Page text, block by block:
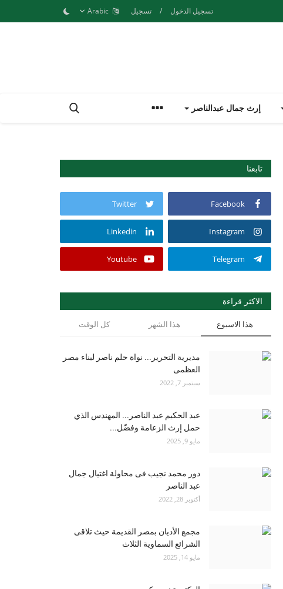
تسجيل الدخول / تسجيل
إرث جمال عبدالناصر
تابعنا
Facebook
Twitter
Instagram
Linkedin
Telegram
Youtube
الاكثر قراءة
هذا الاسبوع هذا الشهر كل الوقت
مديرية التحرير... نواة حلم ناصر لبناء مصر
العظمى
سبتمبر 7, 2022
عبد الحكيم عبد الناصر... المهندس الذي
حمل إرث الزعامة وفضّل...
مايو 9, 2025
دور محمد نجيب فى محاولة اغتيال جمال
عبد الناصر
أكتوبر 28, 2022
مجمع الأديان بمصر القديمة حيث تلاقى
الشرائع السماوية الثلاث
مايو 14, 2025